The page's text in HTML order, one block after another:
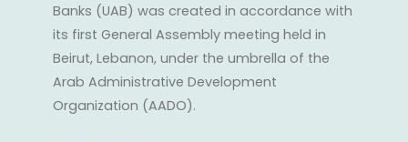
Banks (UAB) was created in accordance with
its first General Assembly meeting held in
Beirut, Lebanon, under the umbrella of the
Arab Administrative Development
Organization (AADO).